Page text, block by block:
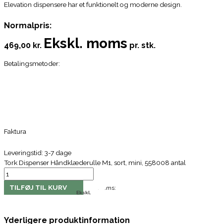
Elevation dispensere har et funktionelt og moderne design.
Normalpris:
469,00 kr. Ekskl. moms pr. stk.
Betalingsmetoder:
Faktura
Leveringstid: 3-7 dage
Tork Dispenser Håndklæderulle M1, sort, mini, 558008 antal
TILFØJ TIL KURV Moms:
Ekskl.
Yderligere produktinformation